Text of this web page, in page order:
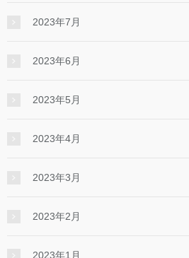
2023年7月
2023年6月
2023年5月
2023年4月
2023年3月
2023年2月
2023年1月